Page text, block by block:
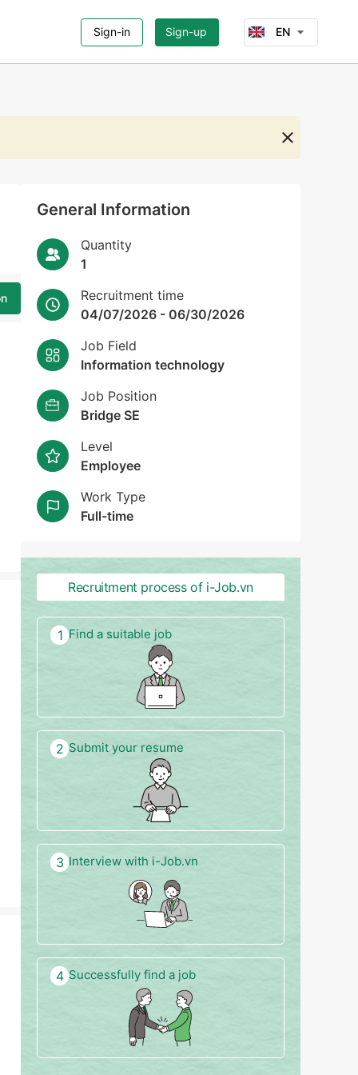
Sign-in Sign-up EN
General Information
Quantity
1
Recruitment time
04/07/2026 - 06/30/2026
Job Field
Information technology
Job Position
Bridge SE
Level
Employee
Work Type
Full-time
Recruitment process of i-Job.vn
1 Find a suitable job
2 Submit your resume
3 Interview with i-Job.vn
4 Successfully find a job